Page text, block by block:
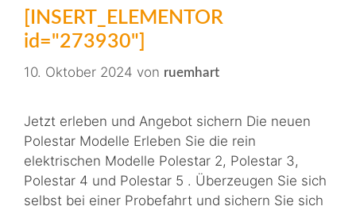
[INSERT_ELEMENTOR
id="273930"]
10. Oktober 2024 von ruemhart
Jetzt erleben und Angebot sichern Die neuen
Polestar Modelle Erleben Sie die rein
elektrischen Modelle Polestar 2, Polestar 3,
Polestar 4 und Polestar 5 . Überzeugen Sie sich
selbst bei einer Probefahrt und sichern Sie sich